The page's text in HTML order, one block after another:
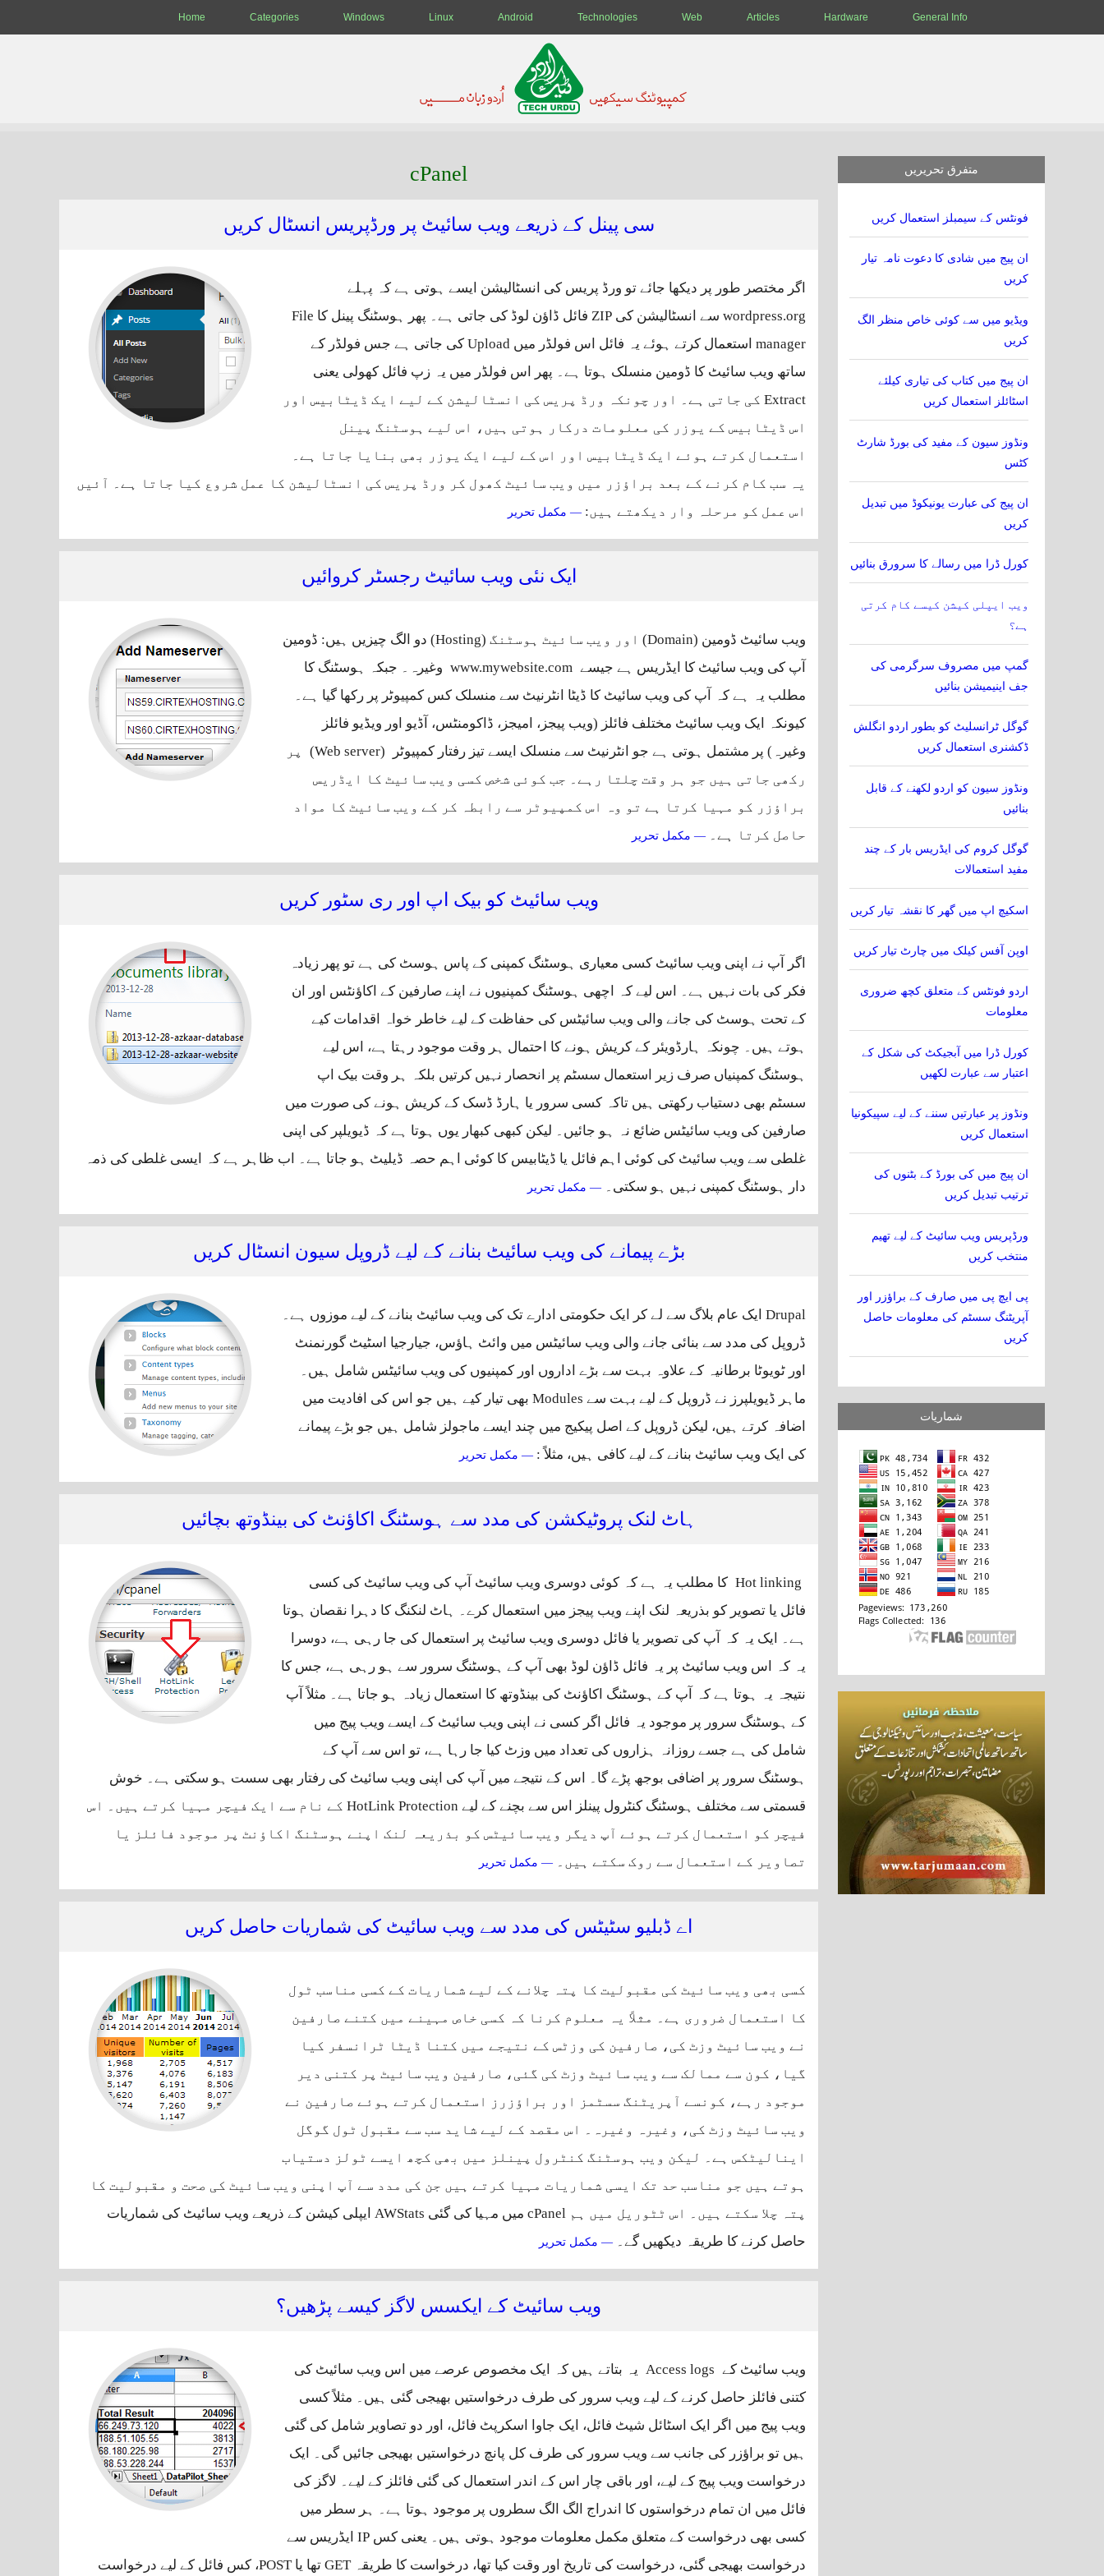
Home Categories Windows Linux Android Technologies Web Articles Hardware General Info
cPanel
سی پینل کے ذریعے ویب سائیٹ پر ورڈپریس انسٹال کریں
اگر مختصر طور پر دیکھا جائے تو ورڈ پریس کی انسٹالیشن ایسے ہوتی ہے کہ پہلے
wordpress.org سے انسٹالیشن کی ZIP فائل ڈاؤن لوڈ کی جاتی ہے۔ پھر ہوسٹنگ پینل کا
File
manager
استعمال کرتے ہوئے یہ فائل اس فولڈر میں Upload کی جاتی ہے جس فولڈر کے
ساتھ ویب سائیٹ کا ڈومین منسلک ہوتا ہے۔ پھر اس فولڈر میں یہ زپ فائل کھولی یعنی
Extract کی جاتی ہے۔ اور چونکہ ورڈ پریس کی انسٹالیشن کے لیے ایک ڈیٹابیس اور
اس ڈیٹابیس کے یوزر کی معلومات درکار ہوتی ہیں، اس لیے ہوسٹنگ پینل
استعمال کرتے ہوئے ایک ڈیٹابیس اور اس کے لیے ایک یوزر بھی بنایا جاتا ہے۔
یہ سب کام کرنے کے بعد براؤزر میں ویب سائیٹ کھول کر ورڈ پریس کی انسٹالیشن کا عمل شروع کیا جاتا ہے۔ آئیں
اس عمل کو مرحلہ وار دیکھتے ہیں: — مکمل تحریر
ایک نئی ویب سائیٹ رجسٹر کروائیں
ویب سائیٹ ڈومین (Domain) اور ویب سائیٹ ہوسٹنگ (Hosting) دو الگ چیزیں ہیں: ڈومین
آپ کی ویب سائیٹ کا ایڈریس ہے جیسے www.mywebsite.com وغیرہ۔ جبکہ ہوسٹنگ کا
مطلب یہ ہے کہ آپ کی ویب سائیٹ کا ڈیٹا انٹرنیٹ سے منسلک کس کمپیوٹر پر رکھا گیا ہے۔
کیونکہ ایک ویب سائیٹ مختلف فائلز (ویب پیجز، امیجز، ڈاکومنٹس، آڈیو اور ویڈیو فائلز
وغیرہ) پر مشتمل ہوتی ہے جو انٹرنیٹ سے منسلک ایسے تیز رفتار کمپیوٹر
(Web server)
پر
رکھی جاتی ہیں جو ہر وقت چلتا رہے۔ جب کوئی شخص کسی ویب سائیٹ کا ایڈریس
براؤزر کو مہیا کرتا ہے تو وہ اس کمپیوٹر سے رابطہ کر کے ویب سائیٹ کا مواد
حاصل کرتا ہے۔ — مکمل تحریر
ویب سائیٹ کو بیک اپ اور ری سٹور کریں
اگر آپ نے اپنی ویب سائیٹ کسی معیاری ہوسٹنگ کمپنی کے پاس ہوسٹ کی ہے تو پھر زیادہ
فکر کی بات نہیں ہے۔ اس لیے کہ اچھی ہوسٹنگ کمپنیوں نے اپنے صارفین کے اکاؤنٹس اور ان
کے تحت ہوسٹ کی جانے والی ویب سائیٹس کی حفاظت کے لیے خاطر خواہ اقدامات کیے
ہوتے ہیں۔ چونکہ ہارڈویئر کے کریش ہونے کا احتمال ہر وقت موجود رہتا ہے، اس لیے
ہوسٹنگ کمپنیاں صرف زیر استعمال سسٹم پر انحصار نہیں کرتیں بلکہ ہر وقت بیک اپ
سسٹم بھی دستیاب رکھتی ہیں تاکہ کسی سرور یا ہارڈ ڈسک کے کریش ہونے کی صورت میں
صارفین کی ویب سائیٹس ضائع نہ ہو جائیں۔ لیکن کبھی کبھار یوں ہوتا ہے کہ ڈیویلپر کی اپنی
غلطی سے ویب سائیٹ کی کوئی اہم فائل یا ڈیٹابیس کا کوئی اہم حصہ ڈیلیٹ ہو جاتا ہے۔ اب ظاہر ہے کہ ایسی غلطی کی ذمہ
دار ہوسٹنگ کمپنی نہیں ہو سکتی۔ — مکمل تحریر
بڑے پیمانے کی ویب سائیٹ بنانے کے لیے ڈروپل سیون انسٹال کریں
Drupal ایک عام بلاگ سے لے کر ایک حکومتی ادارے تک کی ویب سائیٹ بنانے کے لیے موزوں ہے۔
ڈروپل کی مدد سے بنائی جانے والی ویب سائیٹس میں وائٹ ہاؤس، جیارجیا اسٹیٹ گورنمنٹ
اور ٹویوٹا برطانیہ کے علاوہ بہت سے بڑے اداروں اور کمپنیوں کی ویب سائیٹس شامل ہیں۔
ماہر ڈیویلپرز نے ڈروپل کے لیے بہت سے Modules بھی تیار کیے ہیں جو اس کی افادیت میں
اضافہ کرتے ہیں، لیکن ڈروپل کے اصل پیکیج میں چند ایسے ماجولز شامل ہیں جو بڑے پیمانے
کی ایک ویب سائیٹ بنانے کے لیے کافی ہیں، مثلاً‌ : — مکمل تحریر بڑے پیمانے کی ویب سائیٹ بنانے کے لیے ڈروپل سیون انسٹال کریں
ہاٹ لنک پروٹیکشن کی مدد سے ہوسٹنگ اکاؤنٹ کی بینڈوتھ بچائیں
Hot linking کا مطلب یہ ہے کہ کوئی دوسری ویب سائیٹ آپ کی ویب سائیٹ کی کسی
فائل یا تصویر کو بذریعہ لنک اپنے ویب پیجز میں استعمال کرے۔ ہاٹ لنکنگ کا دہرا نقصان ہوتا
ہے۔ ایک یہ کہ آپ کی تصویر یا فائل دوسری ویب سائیٹ پر استعمال کی جا رہی ہے، دوسرا
یہ کہ اس ویب سائیٹ پر یہ فائل ڈاؤن لوڈ بھی آپ کے ہوسٹنگ سرور سے ہو رہی ہے، جس کا
نتیجہ یہ ہوتا ہے کہ آپ کے ہوسٹنگ اکاؤنٹ کی بینڈوتھ کا استعمال زیادہ ہو جاتا ہے۔ مثلاً‌ آپ
کے ہوسٹنگ سرور پر موجود یہ فائل اگر کسی نے اپنی ویب سائیٹ کے ایسے ویب پیج میں
شامل کی ہے جسے روزانہ ہزاروں کی تعداد میں وزٹ کیا جا رہا ہے، تو اس سے آپ کے
ہوسٹنگ سرور پر اضافی بوجھ پڑے گا۔ اس کے نتیجے میں آپ کی اپنی ویب سائیٹ کی رفتار بھی سست ہو سکتی ہے۔ خوش
قسمتی سے مختلف ہوسٹنگ کنٹرول پینلز اس سے بچنے کے لیے HotLink Protection کے نام سے ایک فیچر مہیا کرتے ہیں۔ اس
فیچر کو استعمال کرتے ہوئے آپ دیگر ویب سائیٹس کو بذریعہ لنک اپنے ہوسٹنگ اکاؤنٹ پر موجود فائلز یا
تصاویر کے استعمال سے روک سکتے ہیں۔ — مکمل تحریر
اے ڈبلیو سٹیٹس کی مدد سے ویب سائیٹ کی شماریات حاصل کریں
کسی بھی ویب سائیٹ کی مقبولیت کا پتہ چلانے کے لیے شماریات کے کسی مناسب ٹول
کا استعمال ضروری ہے۔ مثلاً‌ یہ معلوم کرنا کہ کسی خاص مہینے میں کتنے صارفین
نے ویب سائیٹ وزٹ کی، صارفین کی وزٹس کے نتیجے میں کتنا ڈیٹا ٹرانسفر کیا
گیا، کون سے ممالک سے ویب سائیٹ وزٹ کی گئی، صارفین ویب سائیٹ پر کتنی دیر
موجود رہے، کونسے آپریٹنگ سسٹمز اور براؤزرز استعمال کرتے ہوئے صارفین نے
ویب سائیٹ وزٹ کی، وغیرہ وغیرہ۔ اس مقصد کے لیے شاید سب سے مقبول ٹول گوگل
اینالیٹکس ہے۔ لیکن ویب ہوسٹنگ کنٹرول پینلز میں بھی کچھ ایسے ٹولز دستیاب
ہوتے ہیں جو مناسب حد تک ایسی شماریات مہیا کرتے ہیں جن کی مدد سے آپ اپنی ویب سائیٹ کی صحت و مقبولیت کا
پتہ چلا سکتے ہیں۔ اس ٹٹوریل میں ہم cPanel میں مہیا کی گئی AWStats ایپلی کیشن کے ذریعے ویب سائیٹ کی شماریات
حاصل کرنے کا طریقہ دیکھیں گے۔ — مکمل تحریر
ویب سائیٹ کے ایکسس لاگز کیسے پڑھیں؟
ویب سائیٹ کے Access logs یہ بتاتے ہیں کہ ایک مخصوص عرصے میں اس ویب سائیٹ کی
کتنی فائلز حاصل کرنے کے لیے ویب سرور کی طرف درخواستیں بھیجی گئی ہیں۔ مثلاً‌ کسی
ویب پیج میں اگر ایک اسٹائل شیٹ فائل، ایک جاوا اسکرپٹ فائل، اور دو تصاویر شامل کی گئی
ہیں تو براؤزر کی جانب سے ویب سرور کی طرف کل پانچ درخواستیں بھیجی جائیں گی۔ ایک
درخواست ویب پیج کے لیے، اور باقی چار اس کے اندر استعمال کی گئی فائلز کے لیے۔ لاگز کی
فائل میں ان تمام درخواستوں کا اندراج الگ الگ سطروں پر موجود ہوتا ہے۔ ہر سطر میں
کسی بھی درخواست کے متعلق مکمل معلومات موجود ہوتی ہیں۔ یعنی کس IP ایڈریس سے
درخواست بھیجی گئی، درخواست کی تاریخ اور وقت کیا تھا، درخواست کا طریقہ GET تھا یا POST، کس فائل کے لیے درخواست
متفرق تحریریں
فونٹس کے سیمبلز استعمال کریں
ان پیج میں شادی کا دعوت نامہ تیار
کریں
ویڈیو میں سے کوئی خاص منظر الگ
کریں
ان پیج میں کتاب کی تیاری کیلئے
اسٹائلز استعمال کریں
ونڈوز سیون کے مفید کی بورڈ شارٹ
کٹس
ان پیج کی عبارت یونیکوڈ میں تبدیل
کریں
کورل ڈرا میں رسالے کا سرورق بنائیں
ویب ایپلی کیشن کیسے کام کرتی
ہے؟
گمپ میں مصروف سرگرمی کی
جف اینیمیشن بنائیں
گوگل ٹرانسلیٹ کو بطور اردو انگلش
ڈکشنری استعمال کریں
ونڈوز سیون کو اردو لکھنے کے قابل
بنائیں
گوگل کروم کی ایڈریس بار کے چند
مفید استعمالات
اسکیچ اپ میں گھر کا نقشہ تیار کریں
اوپن آفس کیلک میں چارٹ تیار کریں
اردو فونٹس کے متعلق کچھ ضروری
معلومات
کورل ڈرا میں آبجیکٹ کی شکل کے
اعتبار سے عبارت لکھیں
ونڈوز پر عبارتیں سننے کے لیے سپیکونیا
استعمال کریں
ان پیج میں کی بورڈ کے بٹنوں کی
ترتیب تبدیل کریں
ورڈپریس ویب سائیٹ کے لیے تھیم
منتخب کریں
پی ایچ پی میں صارف کے براؤزر اور
آپریٹنگ سسٹم کی معلومات حاصل
کریں
شماریات